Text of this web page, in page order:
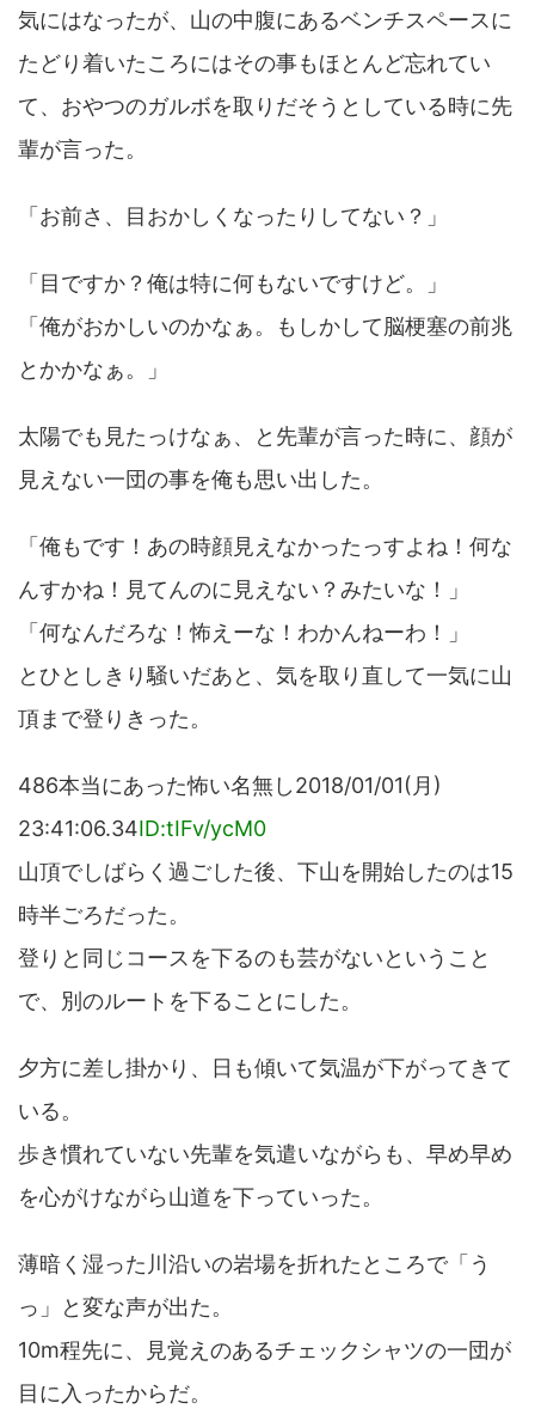
気にはなったが、山の中腹にあるベンチスペースに
たどり着いたころにはその事もほとんど忘れてい
て、おやつのガルボを取りだそうとしている時に先
輩が言った。
「お前さ、目おかしくなったりしてない？」
「目ですか？俺は特に何もないですけど。」
「俺がおかしいのかなぁ。もしかして脳梗塞の前兆
とかかなぁ。」
太陽でも見たっけなぁ、と先輩が言った時に、顔が
見えない一団の事を俺も思い出した。
「俺もです！あの時顔見えなかったっすよね！何な
んすかね！見てんのに見えない？みたいな！」
「何なんだろな！怖えーな！わかんねーわ！」
とひとしきり騒いだあと、気を取り直して一気に山
頂まで登りきった。
486本当にあった怖い名無し2018/01/01(月)
23:41:06.34ID:tIFv/ycM0
山頂でしばらく過ごした後、下山を開始したのは15
時半ごろだった。
登りと同じコースを下るのも芸がないということ
で、別のルートを下ることにした。
夕方に差し掛かり、日も傾いて気温が下がってきて
いる。
歩き慣れていない先輩を気遣いながらも、早め早め
を心がけながら山道を下っていった。
薄暗く湿った川沿いの岩場を折れたところで「う
っ」と変な声が出た。
10m程先に、見覚えのあるチェックシャツの一団が
目に入ったからだ。